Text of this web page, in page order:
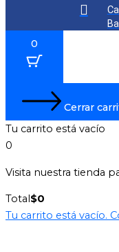
0
Cerrar
Tu carrito está vacío
0
Visita nuestra tienda
Total$0
Tu carrito está vacío.